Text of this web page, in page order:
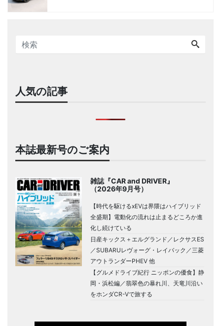
人気の記事
本誌最新号のご案内
雑誌『CAR and DRIVER』
（2026年9月号）
【時代を駆けるxEVは界隈はハイブリッド
全盛期】電動化の流れは止まるどころか進
化し続けている
日産キックス＋エルグランド／レクサスES
／SUBARUレヴォーグ・レイバック／三菱
アウトランダーPHEV 他
【グルメドライブ紀行 ニッポンの優食】静
岡・浜松編／翡翠色の暴れ川、天竜川沿い
をホンダCR-Vで旅する